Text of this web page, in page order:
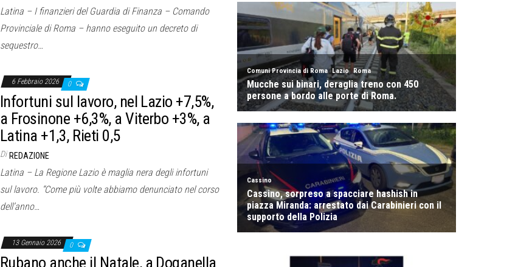
Latina – I finanzieri del Guardia di Finanza – Comando
Provinciale di Roma – hanno eseguito un decreto di
sequestro…
6 Febbraio 2026 0
Infortuni sul lavoro, nel Lazio +7,5%,
a Frosinone +6,3%, a Viterbo +3%, a
Latina +1,3, Rieti 0,5
Di REDAZIONE
Latina – La Regione Lazio è maglia nera degli infortuni
sul lavoro. “Come più volte abbiamo denunciato nel corso
dell’anno…
13 Gennaio 2026 0
Rubano anche il Natale, a Doganella